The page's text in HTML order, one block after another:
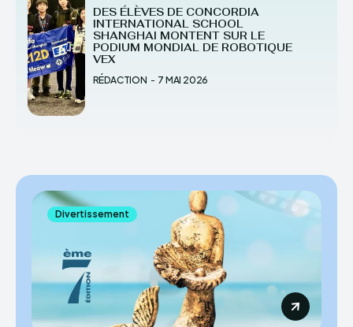
DES ÉLÈVES DE CONCORDIA
INTERNATIONAL SCHOOL
SHANGHAI MONTENT SUR LE
PODIUM MONDIAL DE ROBOTIQUE
VEX
RÉDACTION - 7 MAI 2026
Divertissement